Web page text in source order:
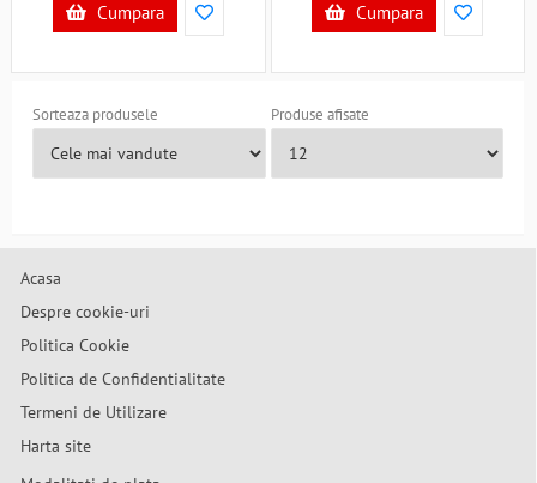
Cumpara Cumpara
Sorteaza produsele Produse afisate
Acasa
Despre cookie-uri
Politica Cookie
Politica de Confidentialitate
Termeni de Utilizare
Harta site